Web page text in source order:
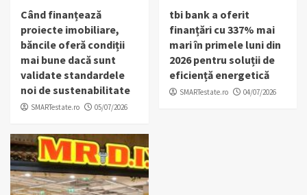
Când finanțează
proiecte imobiliare,
băncile oferă condiții
mai bune dacă sunt
validate standardele
noi de sustenabilitate
SMARTestate.ro 05/07/2026
tbi bank a oferit
finanțări cu 337% mai
mari în primele luni din
2026 pentru soluții de
eficiență energetică
SMARTestate.ro 04/07/2026